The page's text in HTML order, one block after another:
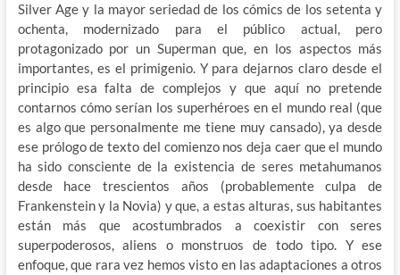
Silver Age y la mayor seriedad de los cómics de los setenta y
ochenta, modernizado para el público actual, pero
protagonizado por un Superman que, en los aspectos más
importantes, es el primigenio. Y para dejarnos claro desde el
principio esa falta de complejos y que aquí no pretende
contarnos cómo serían los superhéroes en el mundo real (que
es algo que personalmente me tiene muy cansado), ya desde
ese prólogo de texto del comienzo nos deja caer que el mundo
ha sido consciente de la existencia de seres metahumanos
desde hace trescientos años (probablemente culpa de
Frankenstein y la Novia) y que, a estas alturas, sus habitantes
están más que acostumbrados a coexistir con seres
superpoderosos, aliens o monstruos de todo tipo. Y ese
enfoque, que rara vez hemos visto en las adaptaciones a otros